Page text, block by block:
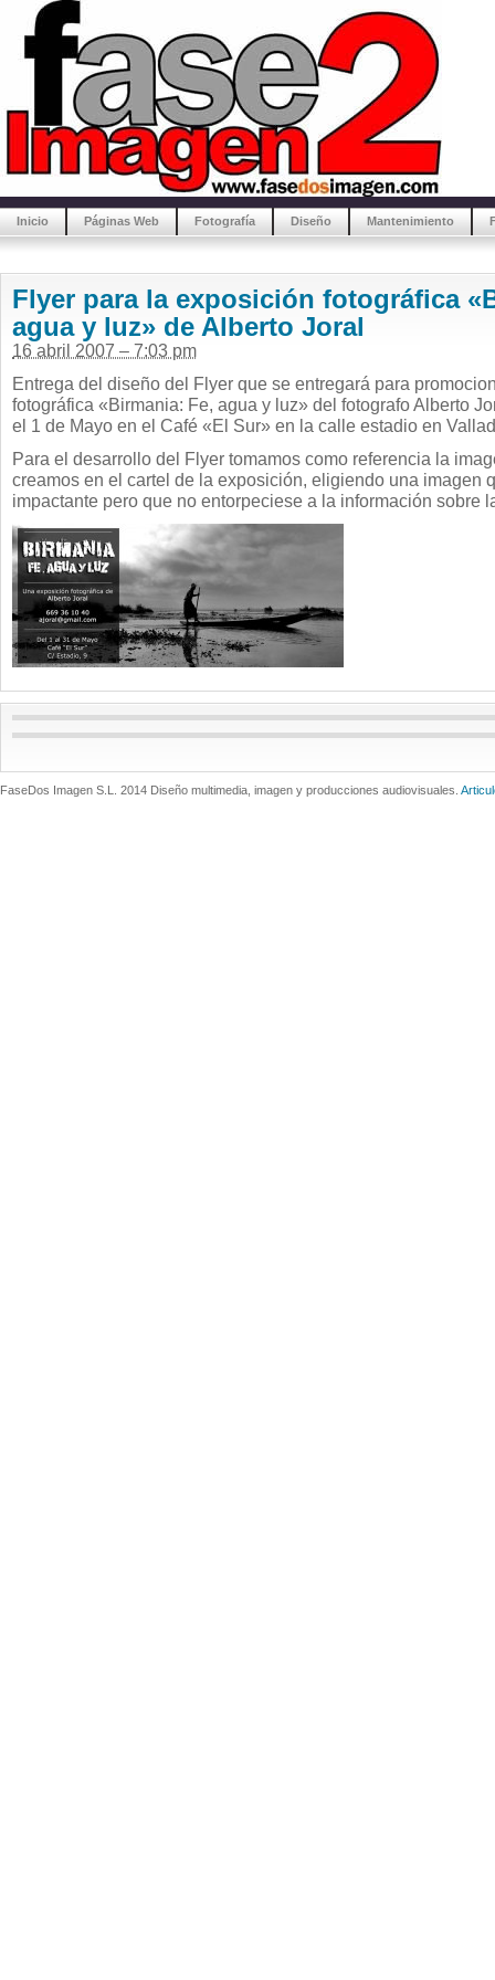
Inicio Páginas Web Fotografía Diseño Mantenimiento
Flyer para la exposición fotográfica
agua y luz» de Alberto Joral
16 abril 2007 – 7:03 pm
Entrega del diseño del Flyer que se entregará para
fotográfica «Birmania: Fe, agua y luz» del fotografo Alberto
el 1 de Mayo en el Café «El Sur» en la calle estadio en
Para el desarrollo del Flyer tomamos como referencia la
creamos en el cartel de la exposición, eligiendo una imagen
impactante pero que no entorpeciese a la información sobre
FaseDos Imagen S.L. 2014 Diseño multimedia, imagen y producciones audiovisuales.